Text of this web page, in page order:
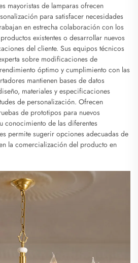
mayoristas de lamparas ofrecen
para satisfacer necesidades
en estrecha colaboración con los
existentes o desarrollar nuevos
del cliente. Sus equipos técnicos
sobre modificaciones de
óptimo y cumplimiento con las
mantienen bases de datos
materiales y especificaciones
de personalización. Ofrecen
de prototipos para nuevos
conocimiento de las diferentes
permite sugerir opciones adecuadas de
la comercialización del producto en